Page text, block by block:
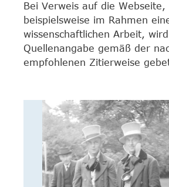
Bei Verweis auf die Webseite,
beispielsweise im Rahmen
wissenschaftlichen Arbeit,
Quellenangabe gemäß der
empfohlenen Zitierweise